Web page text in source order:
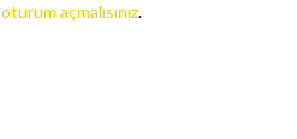
oturum açmalısınız.